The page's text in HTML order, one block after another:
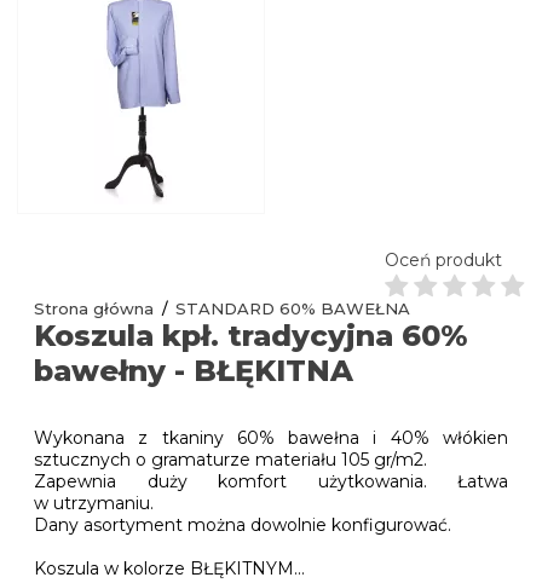
Strona główna STANDARD 60% BAWEŁNA
Koszula kpł. tradycyjna 60%
bawełny - BŁĘKITNA
Oceń produkt
Wykonana z tkaniny 60% bawełna i 40% włókien
sztucznych o gramaturze materiału 105 gr/m2.
Zapewnia duży komfort użytkowania. Łatwa
w utrzymaniu.
Dany asortyment można dowolnie konfigurować.
Koszula w kolorze BŁĘKITNYM...